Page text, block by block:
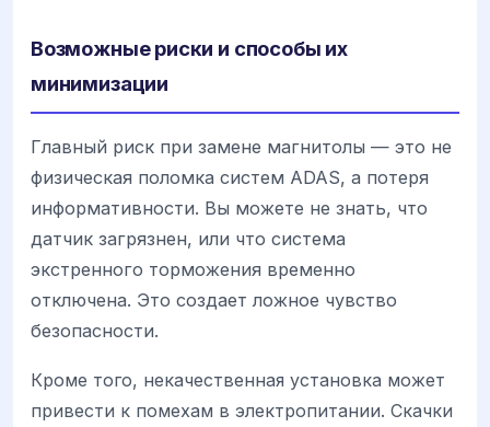
Возможные риски и способы их
минимизации
Главный риск при замене магнитолы — это не
физическая поломка систем ADAS, а потеря
информативности. Вы можете не знать, что
датчик загрязнен, или что система
экстренного торможения временно
отключена. Это создает ложное чувство
безопасности.
Кроме того, некачественная установка может
привести к помехам в электропитании. Скачки